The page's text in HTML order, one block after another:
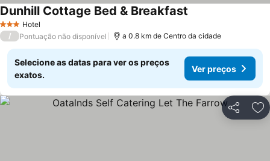
3 EstrelasHotel
Dunhill Cottage Bed & Breakfast
/ Pontuação não disponível a 0.8 km de Centro da cidade
Selecione as datas para ver os preços
exatos.
Ver preços
Partilhar